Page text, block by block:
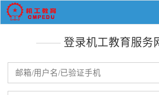
登录机工教育服务